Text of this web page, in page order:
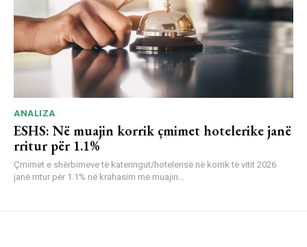
ANALIZA
ESHS: Në muajin korrik çmimet hotelerike janë
rritur për 1.1%
Çmimet e shërbimeve të kateringut/hotelerisë në korrik të vitit 2026
janë rritur për 1.1% në krahasim me muajin...